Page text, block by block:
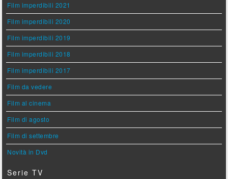
Film imperdibili 2021
Film imperdibili 2020
Film imperdibili 2019
Film imperdibili 2018
Film imperdibili 2017
Film da vedere
Film al cinema
Film di agosto
Film di settembre
Novità in Dvd
Serie TV